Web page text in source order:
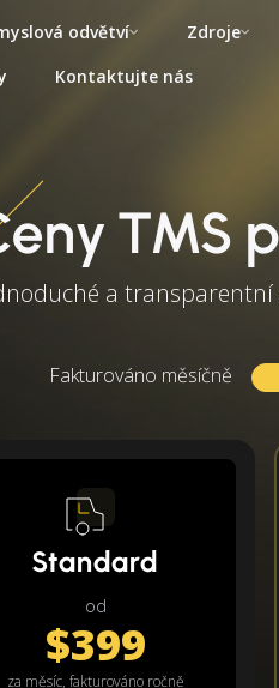
odvětví
Zdroje
Kontaktujte nás
TMS
a
Fakturováno měsíčně
Standard
od
$399
za měsíc, fakturováno ročně